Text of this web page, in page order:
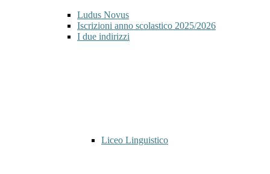
Ludus Novus
Iscrizioni anno scolastico 2025/2026
I due indirizzi
Liceo Linguistico